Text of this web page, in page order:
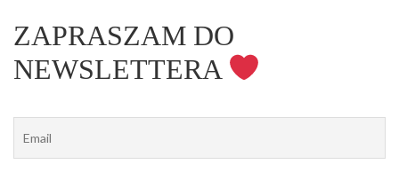
ZAPRASZAM DO
NEWSLETTERA